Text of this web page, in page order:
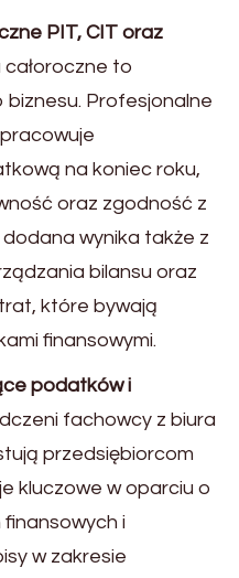
PIT, CIT oraz
całoroczne to
Profesjonalne
na koniec roku,
oraz zgodność z
wynika także z
bilansu oraz
które bywają
finansowymi.
podatków i
fachowcy z biura
przedsiębiorcom
kluczowe w oparciu o
i
w zakresie